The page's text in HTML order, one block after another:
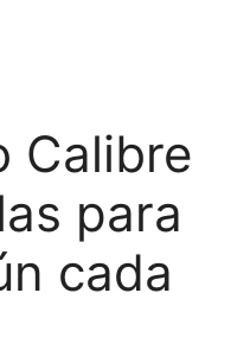
Calibre
para
cada